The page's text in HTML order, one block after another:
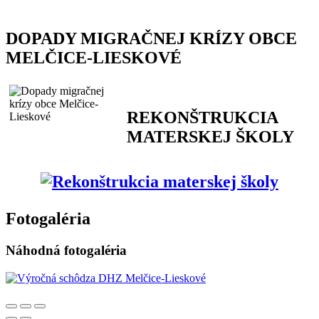
DOPADY MIGRAČNEJ KRÍZY OBCE
MELČICE-LIESKOVÉ
REKONŠTRUKCIA
MATERSKEJ ŠKOLY
Fotogaléria
Náhodná fotogaléria